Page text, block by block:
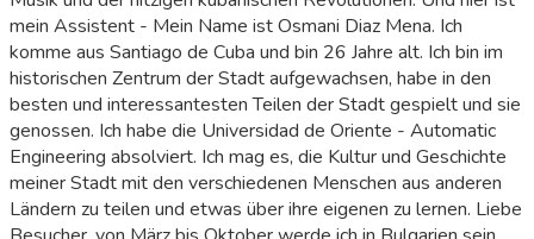
mein Assistent - Mein Name ist Osmani Diaz Mena. Ich
komme aus Santiago de Cuba und bin 26 Jahre alt. Ich bin im
historischen Zentrum der Stadt aufgewachsen, habe in den
besten und interessantesten Teilen der Stadt gespielt und sie
genossen. Ich habe die Universidad de Oriente - Automatic
Engineering absolviert. Ich mag es, die Kultur und Geschichte
meiner Stadt mit den verschiedenen Menschen aus anderen
Ländern zu teilen und etwas über ihre eigenen zu lernen. Liebe